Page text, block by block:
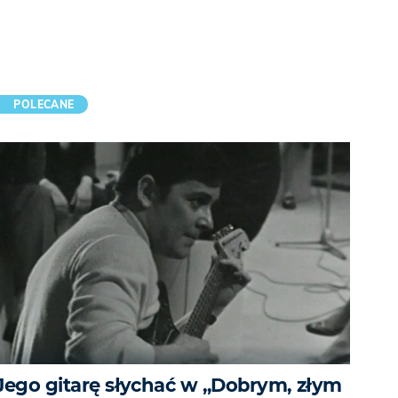
POLECANE
gitarę słychać w „Dobrym, złym